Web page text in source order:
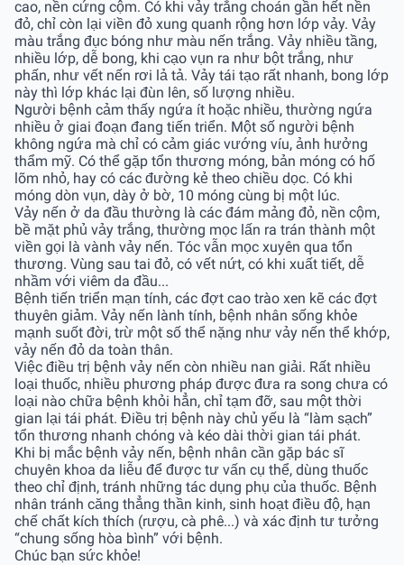
cao, nền cứng cộm. Có khi vảy trắng choán gần hết nền
đỏ, chỉ còn lại viền đỏ xung quanh rộng hơn lớp vảy. Vảy
màu trắng đục bóng như màu nến trắng. Vảy nhiều tầng,
nhiều lớp, dễ bong, khi cạo vụn ra như bột trắng, như
phấn, như vết nến rơi lả tả. Vảy tái tạo rất nhanh, bong lớp
này thì lớp khác lại đùn lên, số lượng nhiều.
Người bệnh cảm thấy ngứa ít hoặc nhiều, thường ngứa
nhiều ở giai đoạn đang tiến triển. Một số người bệnh
không ngứa mà chỉ có cảm giác vướng víu, ảnh hưởng
thẩm mỹ. Có thể gặp tổn thương móng, bản móng có hố
lõm nhỏ, hay có các đường kẻ theo chiều dọc. Có khi
móng dòn vụn, dày ở bờ, 10 móng cùng bị một lúc.
Vảy nến ở da đầu thường là các đám mảng đỏ, nền cộm,
bề mặt phủ vảy trắng, thường mọc lấn ra trán thành một
viền gọi là vành vảy nến. Tóc vẫn mọc xuyên qua tổn
thương. Vùng sau tai đỏ, có vết nứt, có khi xuất tiết, dễ
nhầm với viêm da đầu...
Bệnh tiến triển mạn tính, các đợt cao trào xen kẽ các đợt
thuyên giảm. Vảy nến lành tính, bệnh nhân sống khỏe
mạnh suốt đời, trừ một số thể nặng như vảy nến thể khớp,
vảy nến đỏ da toàn thân.
Việc điều trị bệnh vảy nến còn nhiều nan giải. Rất nhiều
loại thuốc, nhiều phương pháp được đưa ra song chưa có
loại nào chữa bệnh khỏi hẳn, chỉ tạm đỡ, sau một thời
gian lại tái phát. Điều trị bệnh này chủ yếu là “làm sạch”
tổn thương nhanh chóng và kéo dài thời gian tái phát.
Khi bị mắc bệnh vảy nến, bệnh nhân cần gặp bác sĩ
chuyên khoa da liễu để được tư vấn cụ thể, dùng thuốc
theo chỉ định, tránh những tác dụng phụ của thuốc. Bệnh
nhân tránh căng thẳng thần kinh, sinh hoạt điều độ, hạn
chế chất kích thích (rượu, cà phê...) và xác định tư tưởng
“chung sống hòa bình” với bệnh.
Chúc bạn sức khỏe!